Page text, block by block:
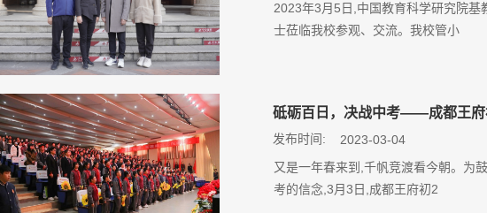
2023年3月5日,中国教育科学研究院
士莅临我校参观、交流。我校管小
砥砺百日，决战中考——成都王府
2023-03-04
发布时间:
又是一年春来到,千帆竞渡看今朝。为
考的信念,3月3日,成都王府初2